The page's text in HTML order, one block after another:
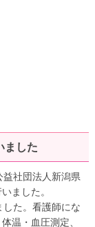
ました
社団法人新潟県
ました。
た。看護師にな
温・血圧測定、